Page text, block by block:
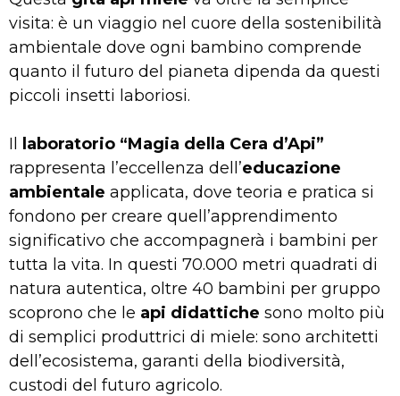
visita: è un viaggio nel cuore della sostenibilità
ambientale dove ogni bambino comprende
quanto il futuro del pianeta dipenda da questi
piccoli insetti laboriosi.
Il laboratorio “Magia della Cera d’Api”
rappresenta l’eccellenza dell’educazione
ambientale applicata, dove teoria e pratica si
fondono per creare quell’apprendimento
significativo che accompagnerà i bambini per
tutta la vita. In questi 70.000 metri quadrati di
natura autentica, oltre 40 bambini per gruppo
scoprono che le api didattiche sono molto più
di semplici produttrici di miele: sono architetti
dell’ecosistema, garanti della biodiversità,
custodi del futuro agricolo.